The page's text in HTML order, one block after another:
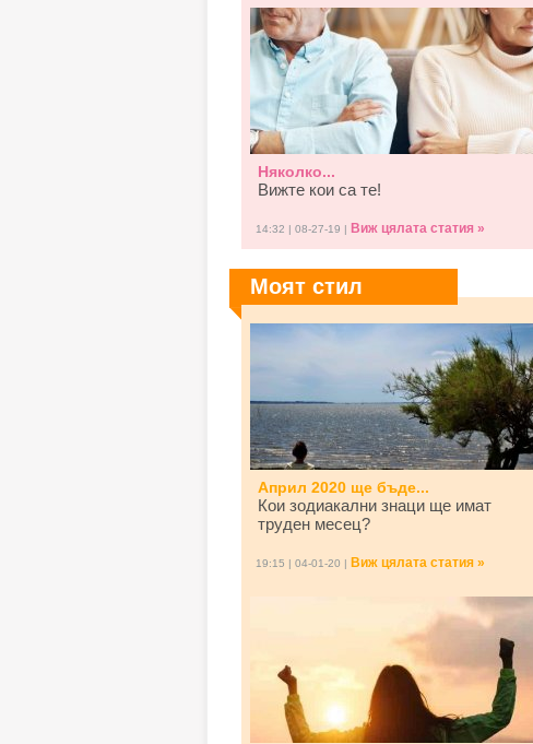
Няколко...
Вижте кои са те!
14:32 | 08-27-19 | Виж цялата статия »
Моят стил
Април 2020 ще бъде...
Кои зодиакални знаци ще имат
труден месец?
19:15 | 04-01-20 | Виж цялата статия »